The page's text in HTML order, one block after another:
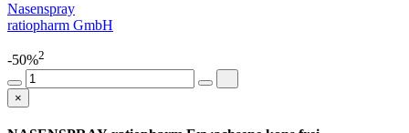
Nasenspray
ratiopharm GmbH
-50%2
×